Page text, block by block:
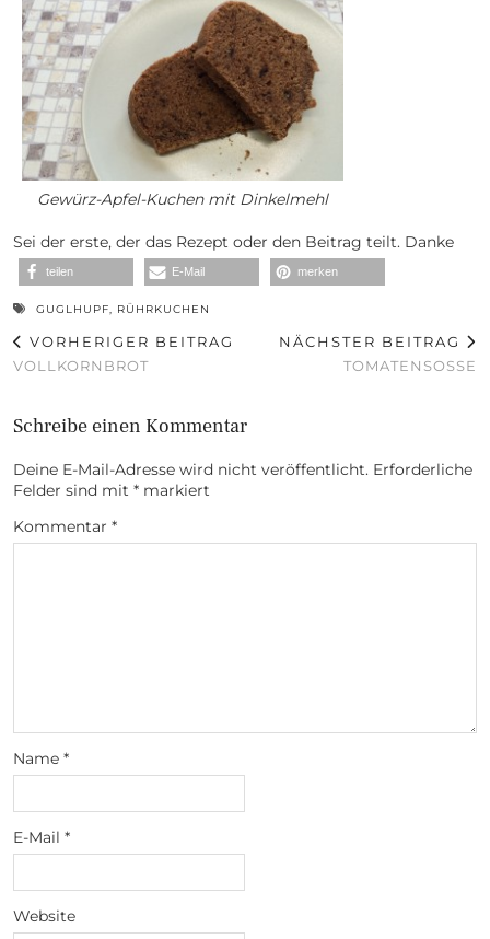
Gewürz-Apfel-Kuchen mit Dinkelmehl
Sei der erste, der das Rezept oder den Beitrag teilt. Danke
teilen E-Mail merken
GUGLHUPF, RÜHRKUCHEN
VORHERIGER BEITRAG
VOLLKORNBROT
NÄCHSTER BEITRAG
TOMATENSOSSE
Schreibe einen Kommentar
Deine E-Mail-Adresse wird nicht veröffentlicht. Erforderliche
Felder sind mit * markiert
Kommentar *
Name *
E-Mail *
Website